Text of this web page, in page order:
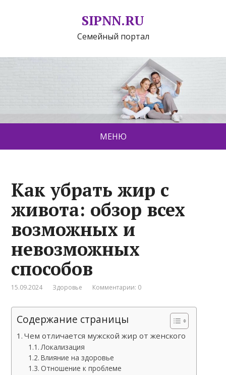
SIPNN.RU
Семейный портал
МЕНЮ
Как убрать жир с
живота: обзор всех
возможных и
невозможных
способов
15.09.2024 Здоровье Комментарии: 0
Содержание страницы
Чем отличается мужской жир от женского
Локализация
Влияние на здоровье
Отношение к проблеме